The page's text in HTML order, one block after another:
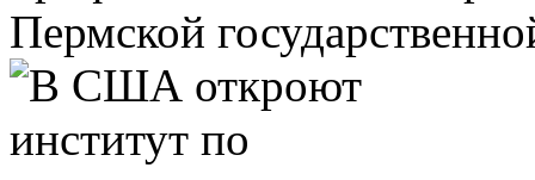
Пермской